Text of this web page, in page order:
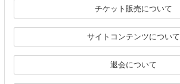
チケット販売について
サイトコンテンツについて
退会について